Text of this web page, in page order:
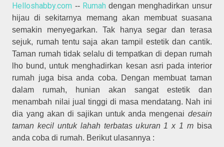
Helloshabby.com -- Rumah dengan menghadirkan unsur
hijau di sekitarnya memang akan membuat suasana
semakin menyegarkan. Tak hanya segar dan terasa
sejuk, rumah tentu saja akan tampil estetik dan cantik.
Taman rumah tidak selalu di tempatkan di depan rumah
lho bund, untuk menghadirkan kesan asri pada interior
rumah juga bisa anda coba. Dengan membuat taman
dalam rumah, hunian akan sangat estetik dan
menambah nilai jual tinggi di masa mendatang. Nah ini
dia yang akan di sajikan untuk anda mengenai desain
taman kecil untuk lahah terbatas ukuran 1 x 1 mbisa
anda coba di rumah. Berikut ulasannya :